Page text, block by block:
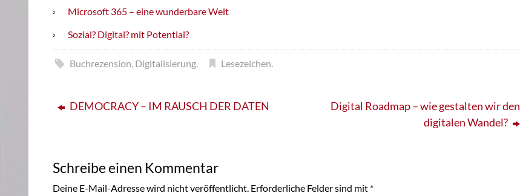
Microsoft 365 – eine wunderbare Welt
Sozial? Digital? mit Potential?
Buchrezension, Digitalisierung. Lesezeichen.
DEMOCRACY – IM RAUSCH DER DATEN
Digital Roadmap – wie gestalten wir den
digitalen Wandel?
Schreibe einen Kommentar
Deine E-Mail-Adresse wird nicht veröffentlicht. Erforderliche Felder sind mit *